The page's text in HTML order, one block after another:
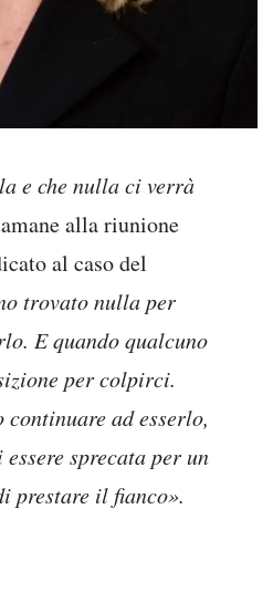
e che nulla ci verrà
alla riunione
al caso del
trovato nulla per
E quando qualcuno
per colpirci.
ad esserlo,
sprecata per un
prestare il fianco».